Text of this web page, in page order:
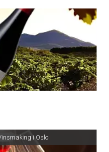
i Oslo